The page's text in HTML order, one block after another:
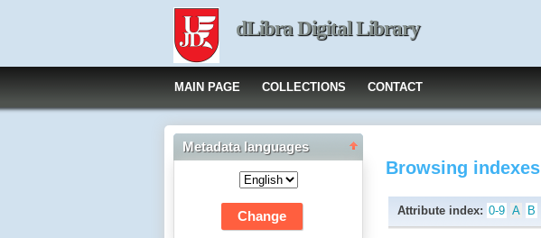
dLibra Digital Library
MAIN PAGE COLLECTIONS CONTACT
Metadata languages
Browsing indexes
Attribute index: 0-9 A B